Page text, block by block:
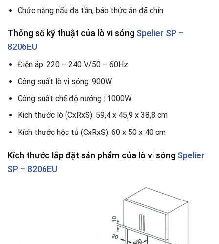
Chức năng nấu đa tần, báo thức ăn đã chín
Thông số kỹ thuật của lò vi sóng Spelier SP –
8206EU
Điện áp: 220 – 240 V/50 – 60Hz
Công suất lò vi sóng: 900W
Công suất chế độ nướng : 1000W
Kich thước lò (CxRxS): 59,4 x 45,9 x 38,8 cm
Kích thước hộc tủ (CxRxS): 60 x 50 x 40 cm
Kích thước lắp đặt sản phẩm của lò vi sóng Spelier
SP – 8206EU